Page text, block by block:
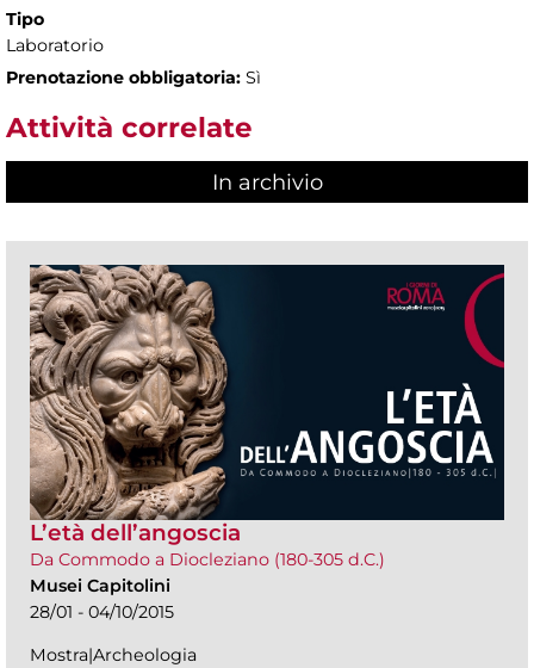
Tipo
Laboratorio
Prenotazione obbligatoria: Sì
Attività correlate
In archivio
L’età dell’angoscia
Da Commodo a Diocleziano (180-305 d.C.)
Musei Capitolini
28/01 - 04/10/2015
Mostra|Archeologia